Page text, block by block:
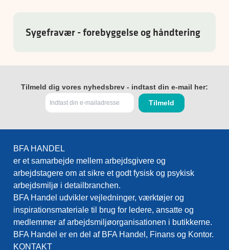
Sygefravær - forebyggelse og håndtering
Tilmeld dig vores nyhedsbrev - indtast din e-mail her:
BFA HANDEL
er et samarbejde mellem arbejdsgivere og
arbejdstagere om at sikre et godt fysisk og psykisk
arbejdsmiljø i detailbranchen.
BFA Handel udvikler vejledninger, værktøjer og
inspirationsmateriale til brug for ledere, ansatte og
medlemmer af arbejdsmiljøorganisationen i butikkerne.
BFA Handel er en del af BFA Handel, Finans og Kontor.
KONTAKT